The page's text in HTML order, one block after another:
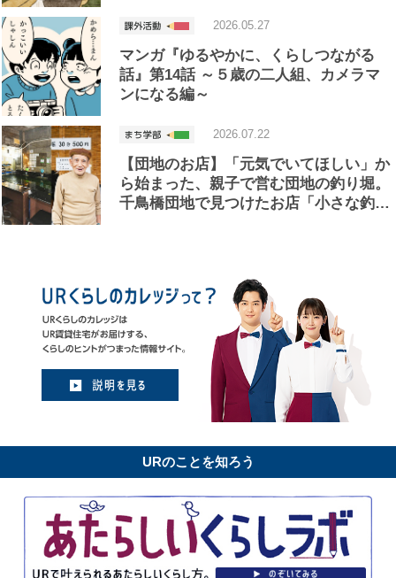
マンガ『ゆるやかに、くらしつながる
話』第14話 ～５歳の二人組、カメラマ
ンになる編～
2026.05.27
【団地のお店】「元気でいてほしい」か
ら始まった、親子で営む団地の釣り堀。
千鳥橋団地で見つけたお店「小さな釣…
2026.07.22
URのことを知ろう